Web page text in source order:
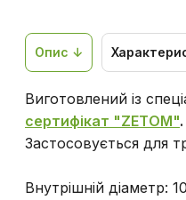
Опис ↓
Виготовлений із
сертифікат "ZETOM".
Застосовується для
Внутрішній діаметр: